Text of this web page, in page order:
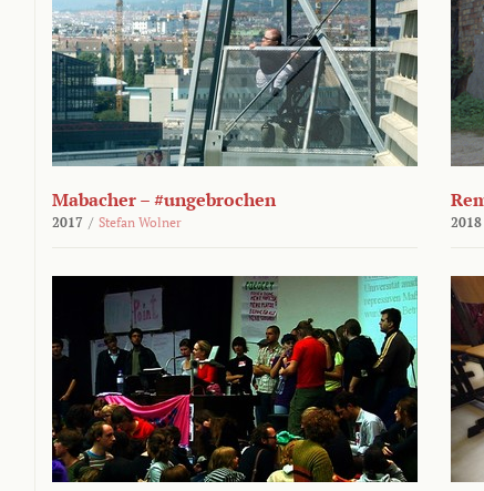
Mabacher – #ungebrochen
2017 / Stefan Wolner 2018